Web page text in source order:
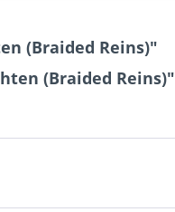
(Braided Reins)"
(Braided Reins)"